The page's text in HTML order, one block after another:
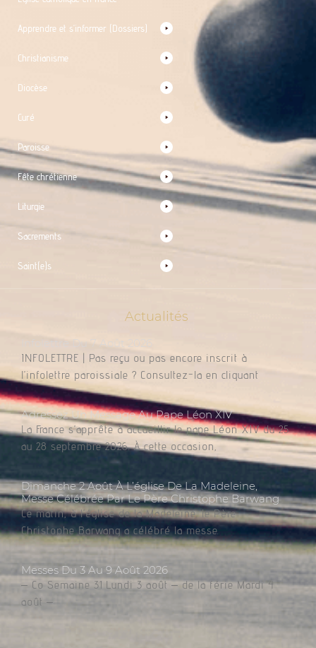
Apprendre et s’informer (Dossiers)
Christianisme
Diocèse
Curé
Paroisse
Fête chrétienne
Liturgie
Sacrements
Saint(e)s
Actualités
Infolettre Du 7 Août 2026
INFOLETTRE | Pas reçu ou pas encore inscrit à
l’infolettre paroissiale ? Consultez-la en cliquant
Adressez Un Message Au Pape Léon XIV
La France s’apprête à accueillir le pape Léon XIV du 25
au 28 septembre 2026. À cette occasion,
Dimanche 2 Août À L’église De La Madeleine,
Messe Célébrée Par Le Père Christophe Barwang
Ce matin, à l’église de la Madeleine, le Père
Christophe Barwang a célébré la messe.
Messes Du 3 Au 9 Août 2026
– Co Semaine 31 Lundi 3 août – de la férie Mardi 4
août –